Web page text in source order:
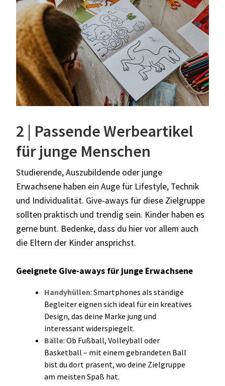
2 | Passende Werbeartikel
für junge Menschen
Studierende, Auszubildende oder junge
Erwachsene haben ein Auge für Lifestyle, Technik
und Individualität. Give-aways für diese Zielgruppe
sollten praktisch und trendig sein. Kinder haben es
gerne bunt. Bedenke, dass du hier vor allem auch
die Eltern der Kinder ansprichst.
Geeignete Give-aways für junge Erwachsene
Handyhüllen: Smartphones als ständige
Begleiter eignen sich ideal für ein kreatives
Design, das deine Marke jung und
interessant widerspiegelt.
Bälle: Ob Fußball, Volleyball oder
Basketball – mit einem gebrandeten Ball
bist du dort präsent, wo deine Zielgruppe
am meisten Spaß hat.